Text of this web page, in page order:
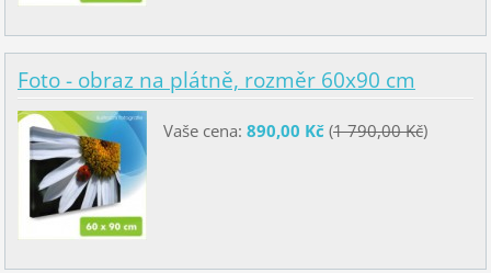
Foto - obraz na plátně, rozměr 60x90 cm
Vaše cena: 890,00 Kč(1 790,00 Kč)